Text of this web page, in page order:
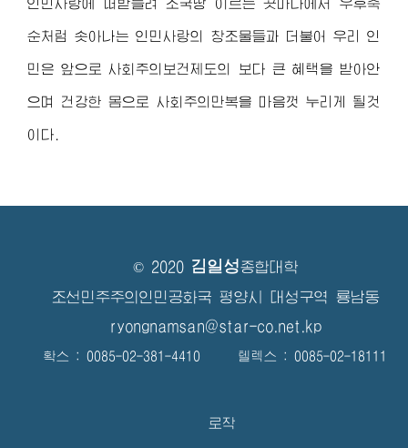
인민사랑에 떠받들려 조국땅 이르는 곳마다에서 우후죽
순처럼 솟아나는 인민사랑의 창조물들과 더불어 우리 인
민은 앞으로 사회주의보건제도의 보다 큰 혜택을 받아안
으며 건강한 몸으로 사회주의만복을 마음껏 누리게 될것
이다.
© 2020 김일성종합대학
조선민주주의인민공화국 평양시 대성구역 룡남동
ryongnamsan@star-co.net.kp
확스 : 0085-02-381-4410 텔렉스 : 0085-02-18111
로작